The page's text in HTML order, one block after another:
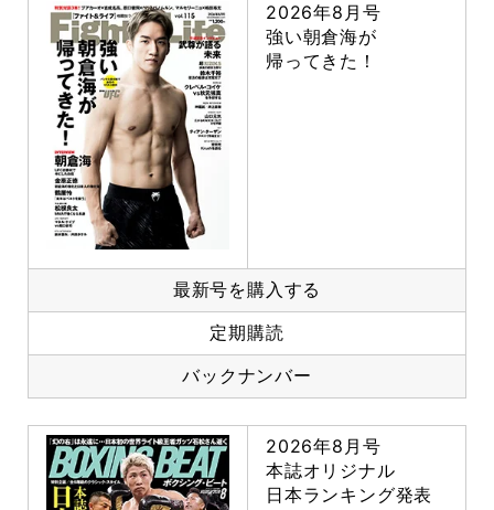
2026年8月号
強い朝倉海が
帰ってきた！
最新号を購入する
定期購読
バックナンバー
2026年8月号
本誌オリジナル
日本ランキング発表